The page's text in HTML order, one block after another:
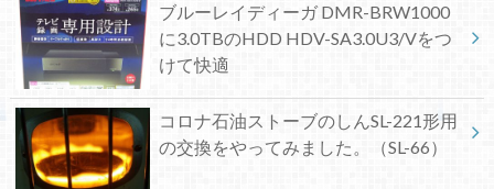
ブルーレイディーガ DMR-BRW1000
に3.0TBのHDD HDV-SA3.0U3/Vをつ
けて快適
コロナ石油ストーブのしんSL-221形用
の交換をやってみました。（SL-66）